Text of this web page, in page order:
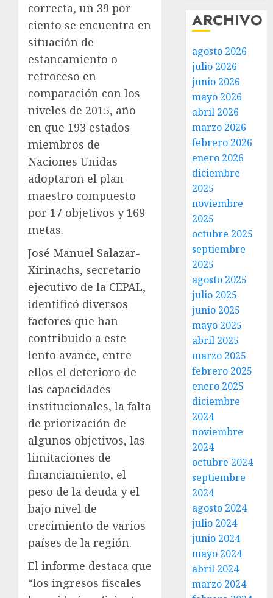
correcta, un 39 por
ciento se encuentra en
situación de
estancamiento o
retroceso en
comparación con los
niveles de 2015, año
en que 193 estados
miembros de
Naciones Unidas
adoptaron el plan
maestro compuesto
por 17 objetivos y 169
metas.
José Manuel Salazar-
Xirinachs, secretario
ejecutivo de la CEPAL,
identificó diversos
factores que han
contribuido a este
lento avance, entre
ellos el deterioro de
las capacidades
institucionales, la falta
de priorización de
algunos objetivos, las
limitaciones de
financiamiento, el
peso de la deuda y el
bajo nivel de
crecimiento de varios
países de la región.
El informe destaca que
“los ingresos fiscales
ARCHIVO
agosto 2026
julio 2026
junio 2026
mayo 2026
abril 2026
marzo 2026
febrero 2026
enero 2026
diciembre
2025
noviembre
2025
octubre 2025
septiembre
2025
agosto 2025
julio 2025
junio 2025
mayo 2025
abril 2025
marzo 2025
febrero 2025
enero 2025
diciembre
2024
noviembre
2024
octubre 2024
septiembre
2024
agosto 2024
julio 2024
junio 2024
mayo 2024
abril 2024
marzo 2024